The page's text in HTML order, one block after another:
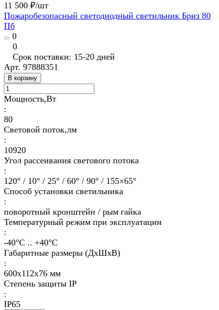
11 500 ₽/шт
Пожаробезопасный светодиодный светильник Бриз 80
Пб
0
0
Срок поставки: 15-20 дней
Арт. 97888351
В корзину
Мощность,Вт
:
80
Световой поток,лм
:
10920
Угол рассеивания светового потока
:
120° / 10° / 25° / 60° / 90° / 155×65°
Способ установки светильника
:
поворотный кронштейн / рым гайка
Температурный режим при эксплуатации
:
-40°С .. +40°C
Габаритные размеры (ДхШхВ)
:
600х112х76 мм
Степень защиты IP
:
IP65